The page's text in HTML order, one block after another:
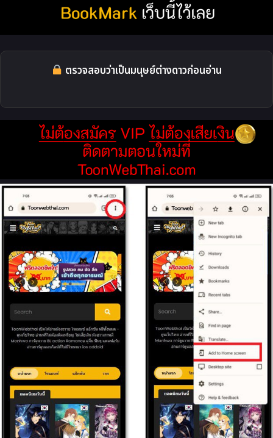
ตรวจสอบว่าเป็นมนุษย์ต่างดาวก่อนอ่าน